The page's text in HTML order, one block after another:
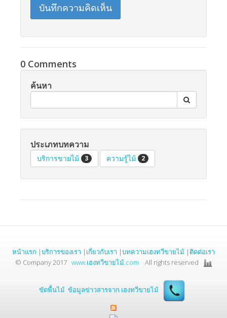
บันทึกความคิดเห็น
0 Comments
ค้นหา
ประเภทบทความ
บริการขายไม้ 3 ความรู้ไม้ 2
หน้าแรก |บริการของเรา | เกี่ยวกับเรา |บทความเฮงทวีขายไม้ | ติดต่อเรา
© Company 2017 www.เฮงทวีขายไม้.com All rights reserved
ขัดพื้นไม้ ข้อมูลข่าวสารจาก เฮงทวีขายไม้